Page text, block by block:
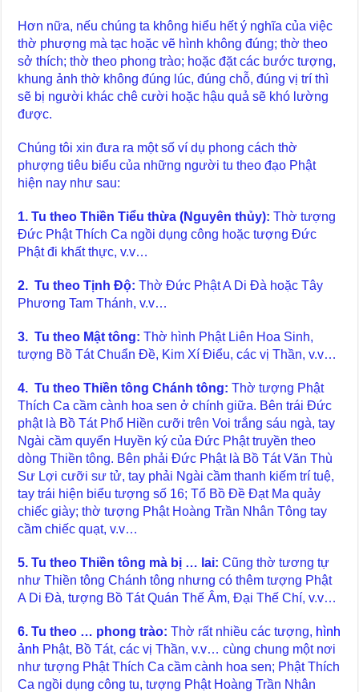
Hơn nữa, nếu chúng ta không hiểu hết ý nghĩa của việc
thờ phượng mà tạc hoặc vẽ hình không đúng; thờ theo
sở thích; thờ theo phong trào; hoặc đặt các bước tượng,
khung ảnh thờ không đúng lúc, đúng chỗ, đúng vị trí thì
sẽ bị người khác chê cười hoặc hậu quả sẽ khó lường
được.
Chúng tôi xin đưa ra một số ví dụ phong cách thờ
phượng tiêu biểu của những người tu theo đạo Phật
hiện nay như sau:
1. Tu theo Thiền Tiểu thừa (Nguyên thủy): Thờ tượng
Đức Phật Thích Ca ngồi dụng công hoặc tượng Đức
Phật đi khất thực, v.v…
2. Tu theo Tịnh Độ: Thờ Đức Phật A Di Đà hoặc Tây
Phương Tam Thánh, v.v…
3. Tu theo Mật tông: Thờ hình Phật Liên Hoa Sinh,
tượng Bồ Tát Chuẩn Đề, Kim Xí Điểu, các vị Thần, v.v…
4. Tu theo Thiền tông Chánh tông: Thờ tượng Phật
Thích Ca cầm cành hoa sen ở chính giữa. Bên trái Đức
phật là Bồ Tát Phổ Hiền cưỡi trên Voi trắng sáu ngà, tay
Ngài cầm quyển Huyền ký của Đức Phật truyền theo
dòng Thiền tông. Bên phải Đức Phật là Bồ Tát Văn Thù
Sư Lợi cưỡi sư tử, tay phải Ngài cầm thanh kiếm trí tuệ,
tay trái hiện biểu tượng số 16; Tổ Bồ Đề Đạt Ma quảy
chiếc giày; thờ tượng Phật Hoàng Trần Nhân Tông tay
cầm chiếc quạt, v.v…
5. Tu theo Thiền tông mà bị … lai:Cũng thờ tương tự
như Thiền tông Chánh tông nhưng có thêm tượng Phật
A Di Đà, tượng Bồ Tát Quán Thế Âm, Đại Thế Chí, v.v…
6. Tu theo … phong trào: Thờ rất nhiều các tượng, hình
ảnh Phật, Bồ Tát, các vị Thần, v.v… cùng chung một nơi
như tượng Phật Thích Ca cầm cành hoa sen; Phật Thích
Ca ngồi dụng công tu, tượng Phật Hoàng Trần Nhân